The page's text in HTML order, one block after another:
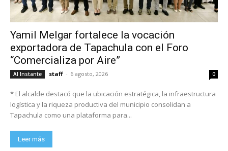
Yamil Melgar fortalece la vocación
exportadora de Tapachula con el Foro
“Comercializa por Aire”
Al Instante staff - 6 agosto, 2026 0
* El alcalde destacó que la ubicación estratégica, la infraestructura
logística y la riqueza productiva del municipio consolidan a
Tapachula como una plataforma para...
Leer más